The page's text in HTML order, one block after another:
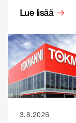
Lue lisää
3.8.2026